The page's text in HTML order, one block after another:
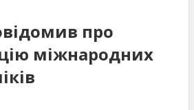
про
міжнародних